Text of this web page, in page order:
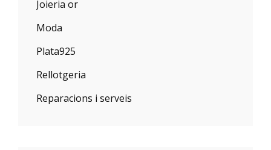
Joieria or
Moda
Plata925
Rellotgeria
Reparacions i serveis